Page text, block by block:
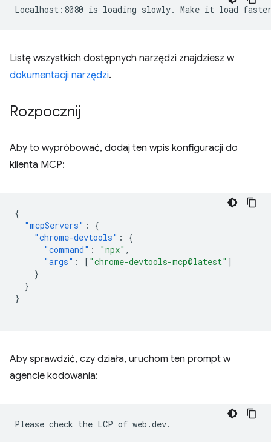
Listę wszystkich dostępnych narzędzi znajdziesz w
dokumentacji narzędzi.
Rozpocznij
Aby to wypróbować, dodaj ten wpis konfiguracji do
klienta MCP:
{
"mcpServers" :
{
"chrome-devtools" :
{
"command" : "npx" ,
"args" : [ "chrome-devtools-mcp@latest" ]
}
}
}
Aby sprawdzić, czy działa, uruchom ten prompt w
agencie kodowania: